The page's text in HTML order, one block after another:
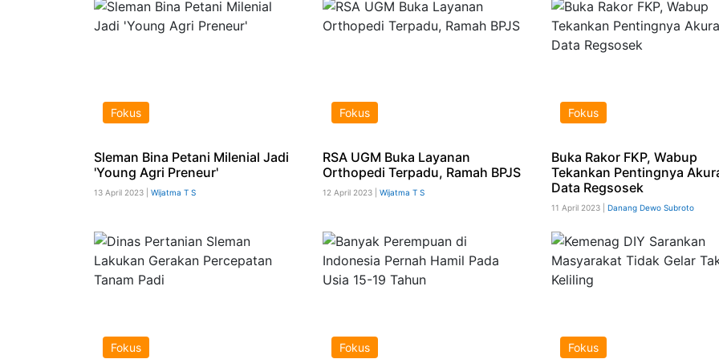
Fokus
Sleman Bina Petani Milenial Jadi
'Young Agri Preneur'
13 April 2023 | Wijatma T S
Fokus
RSA UGM Buka Layanan
Orthopedi Terpadu, Ramah BPJS
12 April 2023 | Wijatma T S
Fokus
Buka Rakor FKP, Wabup
Tekankan Pentingnya
Data Regsosek
11 April 2023 | Danang Dewo Subroto
Fokus Fokus Fokus